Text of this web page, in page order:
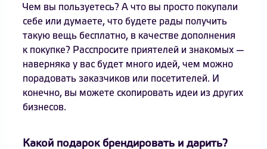
Чем вы пользуетесь? А что вы просто покупали
себе или думаете, что будете рады получить
такую вещь бесплатно, в качестве дополнения
к покупке? Расспросите приятелей и знакомых —
наверняка у вас будет много идей, чем можно
порадовать заказчиков или посетителей. И
конечно, вы можете скопировать идеи из других
бизнесов.
Какой подарок брендировать и дарить?